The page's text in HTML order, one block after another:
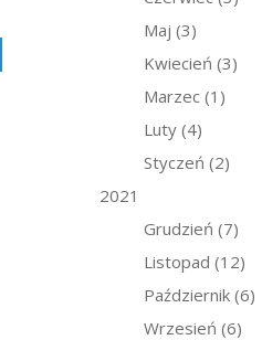
Maj (3)
Kwiecień (3)
Marzec (1)
Luty (4)
Styczeń (2)
2021
Grudzień (7)
Listopad (12)
Październik (6)
Wrzesień (6)